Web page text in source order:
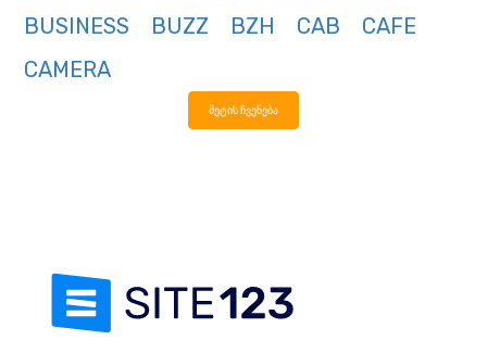
BUSINESS
BUZZ BZH CAB
CAFE
CAMERA
მეტის ჩვენება